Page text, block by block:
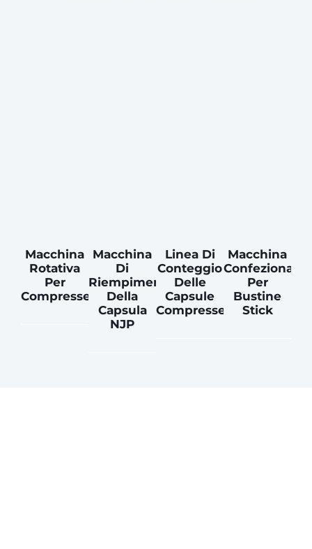
Macchina
Rotativa
Per
Compresse
Macchina
Di
Riempimento
Della
Capsula
NJP
Linea Di
Conteggio
Delle
Capsule
Compresse
Macchina
Per
Bustine
Stick